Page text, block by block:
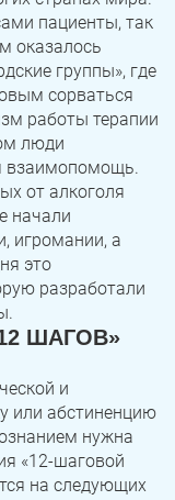
пациенты, так
оказалось
группы», где
сорваться
работы терапии
люди
взаимопомощь.
от алкоголя
начали
игромании, а
это
разработали
ШАГОВ»
и
или абстиненцию
нужна
«12-шаговой
на следующих